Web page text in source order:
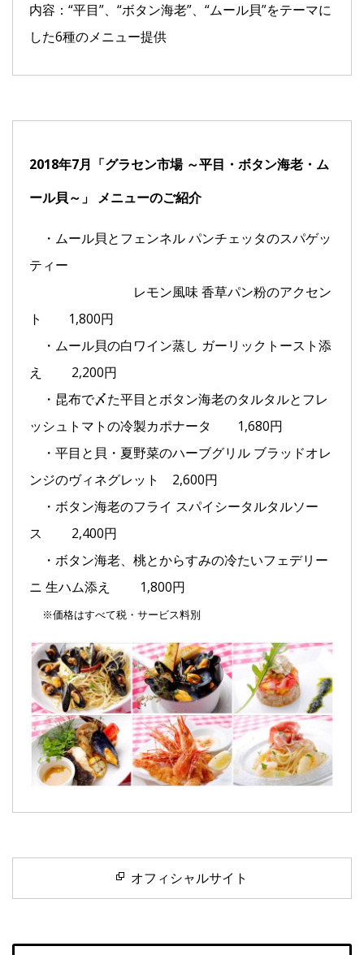
内容：“平目”、“ボタン海老”、“ムール貝”をテーマに
した6種のメニュー提供
2018年7月「グラセン市場 ～平目・ボタン海老・ム
ール貝～」 メニューのご紹介
・ムール貝とフェンネル パンチェッタのスパゲッ
ティー
レモン風味 香草パン粉のアクセン
ト 1,800円
・ムール貝の白ワイン蒸し ガーリックトースト添
え 2,200円
・昆布で〆た平目とボタン海老のタルタルとフレ
ッシュトマトの冷製カポナータ 1,680円
・平目と貝・夏野菜のハーブグリル ブラッドオレ
ンジのヴィネグレット 2,600円
・ボタン海老のフライ スパイシータルタルソー
ス 2,400円
・ボタン海老、桃とからすみの冷たいフェデリー
ニ 生ハム添え 1,800円
※価格はすべて税・サービス料別
オフィシャルサイト